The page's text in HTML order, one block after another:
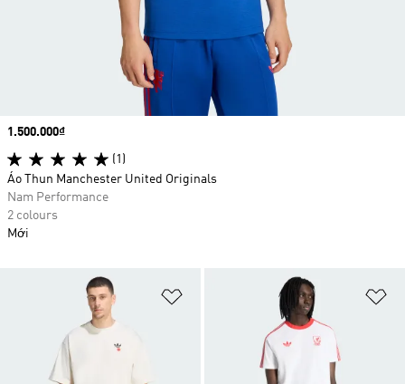
Add to Wishlist
Price
1.500.000₫
(1)
Áo Thun Manchester United Originals
Nam Performance
2 colours
Mới